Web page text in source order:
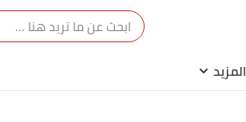
المزيد